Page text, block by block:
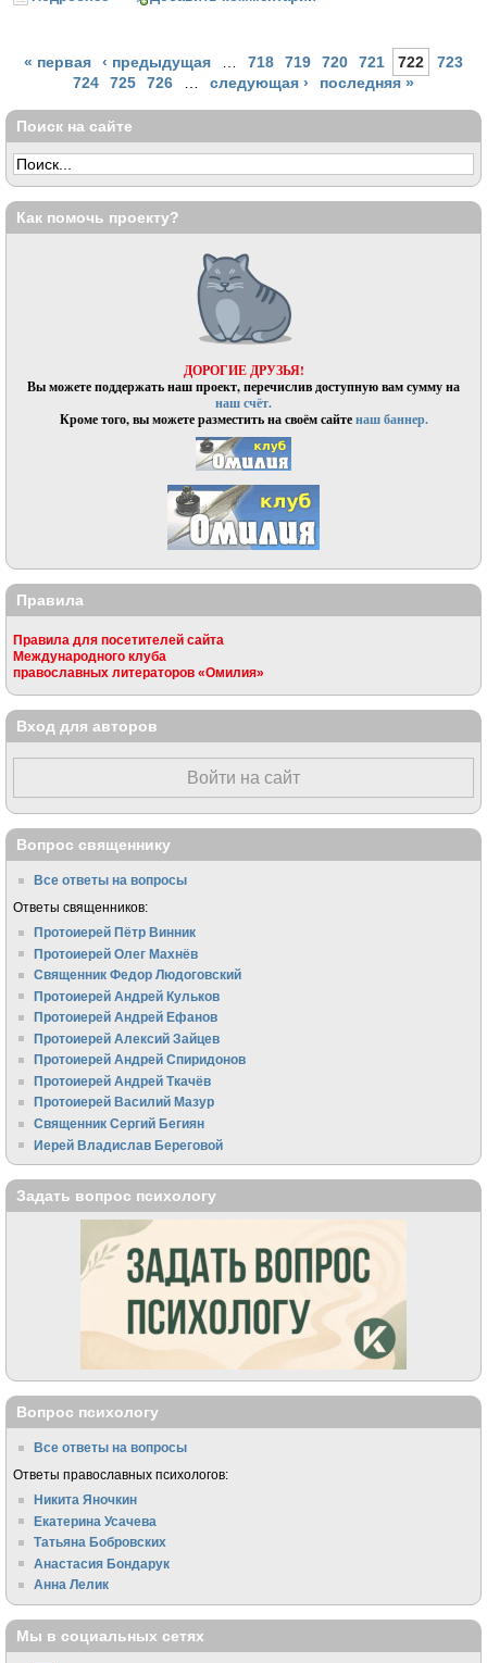
Страницы
« первая ‹ предыдущая 718 719 720 721 722
723
724
725 726 следующая › последняя »
Поиск на сайте
Как помочь проекту?
ДОРОГИЕ ДРУЗЬЯ!
Вы можете поддержать наш проект, перечислив доступную вам сумму на
наш счёт.
Кроме того, вы можете разместить на своём сайтенаш баннер.
Правила
Правила для посетителей сайта
Международного клуба
православных литераторов «Омилия»
Вход для авторов
Войти на сайт
Вопрос священнику
Все ответы на вопросы
Ответы священников:
Протоиерей Пётр Винник
Протоиерей Олег Махнёв
Священник Федор Людоговский
Протоиерей Андрей Кульков
Протоиерей Андрей Ефанов
Протоиерей Алексий Зайцев
Протоиерей Андрей Спиридонов
Протоиерей Андрей Ткачёв
Протоиерей Василий Мазур
Священник Сергий Бегиян
Иерей Владислав Береговой
Задать вопрос психологу
Вопрос психологу
Все ответы на вопросы
Ответы православных психологов:
Никита Яночкин
Екатерина Усачева
Татьяна Бобровских
Анастасия Бондарук
Анна Лелик
Мы в социальных сетях